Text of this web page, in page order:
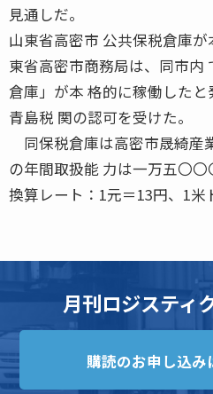
見通しだ。
山東省高密市 公共保税倉庫
東省高密市商務局は、同市内
倉庫」が本 格的に稼働したと
青島税 関の認可を受けた。
同保税倉庫は高密市晟綺産
の年間取扱能 力は一万五〇〇
換算レート：1元＝13円、1米
月刊ロジスティ
購読のお申し込み